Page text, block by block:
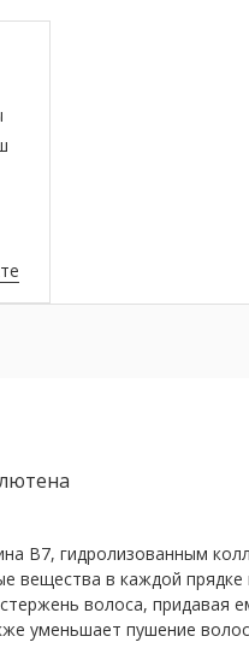
B7, гидролизованным
вещества в каждой
волоса, придавая
уменьшает пушение